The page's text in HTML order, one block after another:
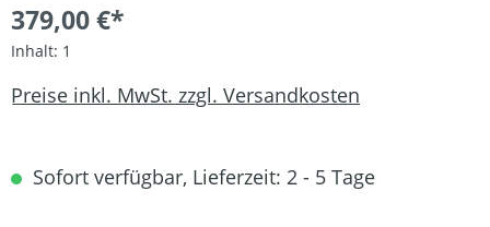
379,00 €*
Inhalt: 1
Preise inkl. MwSt. zzgl. Versandkosten
Sofort verfügbar, Lieferzeit: 2 - 5 Tage